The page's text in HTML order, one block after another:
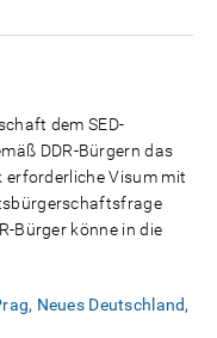
dem SED-
DDR-Bürgern das
erforderliche Visum mit
Bürger könne in die
Neues Deutschland,